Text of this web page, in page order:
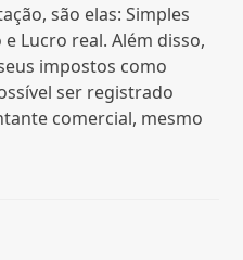
são elas: Simples
Lucro real. Além disso,
impostos como
ser registrado
comercial, mesmo